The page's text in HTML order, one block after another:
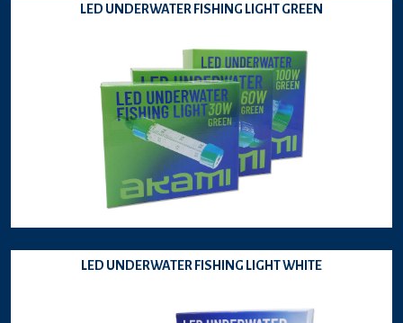
LED UNDERWATER FISHING LIGHT GREEN
LED UNDERWATER FISHING LIGHT WHITE